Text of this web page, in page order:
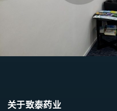
关于致泰药业